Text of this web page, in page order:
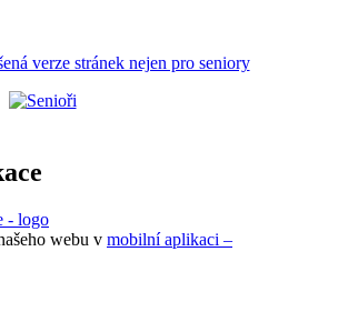
verze stránek nejen pro seniory
webu v mobilní aplikaci –